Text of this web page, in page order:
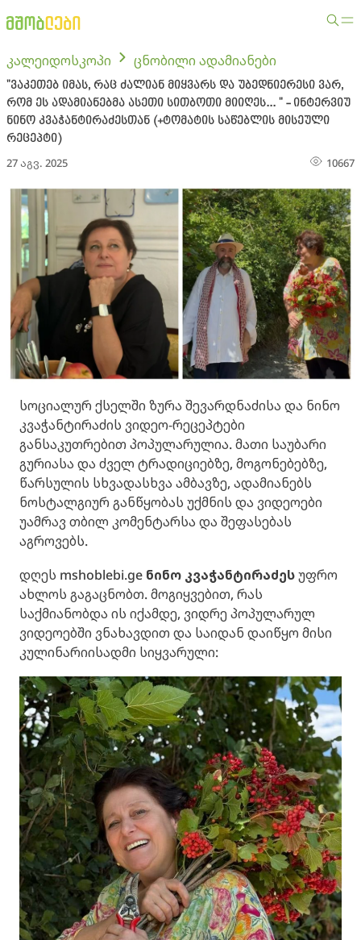
კალეიდოსკოპი ცნობილი ადამიანები
"ვაკეთებ იმას, რაც ძალიან მიყვარს და უბედნიერესი ვარ,
რომ ეს ადამიანებმა ასეთი სითბოთი მიიღეს... " - ინტერვიუ
ნინო კვაჭანტირაძესთან (+ტომატის საწებლის მისეული
რეცეპტი)
27 აგვ. 2025 10667
სოციალურ ქსელში ზურა შევარდნაძისა და ნინო
კვაჭანტირაძის ვიდეო-რეცეპტები
განსაკუთრებით პოპულარულია. მათი საუბარი
გურიასა და ძველ ტრადიციებზე, მოგონებებზე,
წარსულის სხვადასხვა ამბავზე, ადამიანებს
ნოსტალგიურ განწყობას უქმნის და ვიდეოები
უამრავ თბილ კომენტარსა და შეფასებას
აგროვებს.
დღეს mshoblebi.ge ნინო კვაჭანტირაძესუფრო
ახლოს გაგაცნობთ. მოგიყვებით, რას
საქმიანობდა ის იქამდე, ვიდრე პოპულარულ
ვიდეოებში ვნახავდით და საიდან დაიწყო მისი
კულინარიისადმი სიყვარული: